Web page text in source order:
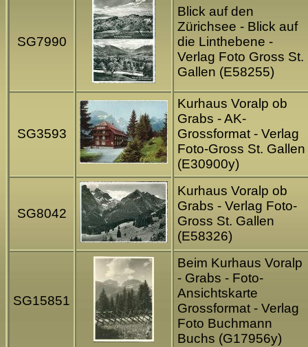
SG7990
Blick auf den
Zürichsee - Blick auf
die Linthebene -
Verlag Foto Gross St.
Gallen (E58255)
SG3593
Kurhaus Voralp ob
Grabs - AK-
Grossformat - Verlag
Foto-Gross St. Gallen
(E30900y)
SG8042
Kurhaus Voralp ob
Grabs - Verlag Foto-
Gross St. Gallen
(E58326)
SG15851
Beim Kurhaus Voralp
- Grabs - Foto-
Ansichtskarte
Grossformat - Verlag
Foto Buchmann
Buchs (G17956y)